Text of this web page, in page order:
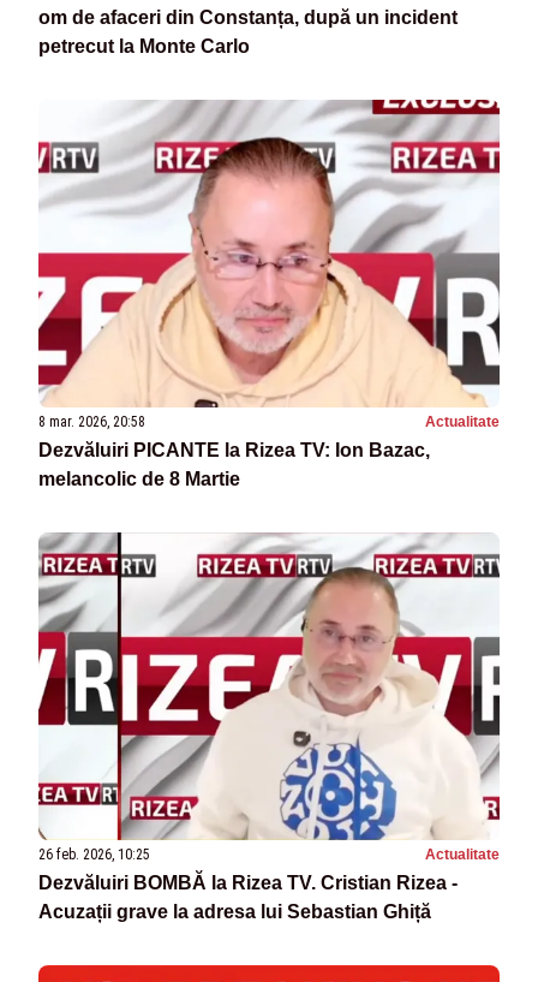
om de afaceri din Constanța, după un incident
petrecut la Monte Carlo
8 mar. 2026, 20:58 Actualitate
Dezvăluiri PICANTE la Rizea TV: Ion Bazac,
melancolic de 8 Martie
26 feb. 2026, 10:25 Actualitate
Dezvăluiri BOMBĂ la Rizea TV. Cristian Rizea -
Acuzații grave la adresa lui Sebastian Ghiță